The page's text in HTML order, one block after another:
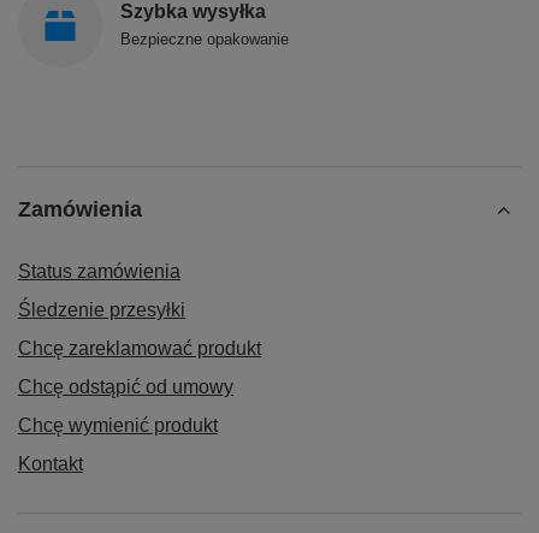
Szybka wysyłka
Bezpieczne opakowanie
Zamówienia
Status zamówienia
Śledzenie przesyłki
Chcę zareklamować produkt
Chcę odstąpić od umowy
Chcę wymienić produkt
Kontakt